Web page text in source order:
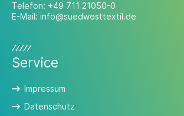
Telefon: +49 711 21050-0
E-Mail: info@suedwesttextil.de
Service
Impressum
Datenschutz